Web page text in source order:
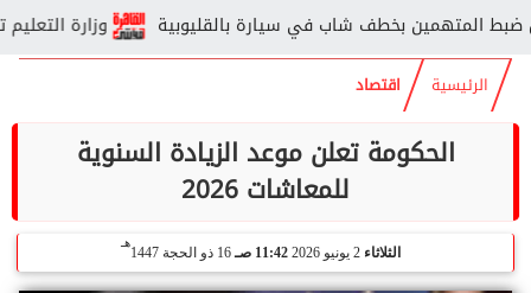
وزارة التعليم بخطف شاب في سيارة بالقليوبية
الرئيسية اقتصاد
الحكومة تعلن موعد الزيادة السنوية
للمعاشات 2026
الثلاثاء 11:42 صـ 16 ذو الحجة 1447
هـ